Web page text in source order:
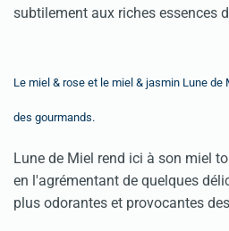
subtilement aux riches essences
Le miel & rose et le miel & jasmin Lune
des gourmands.
Lune de Miel rend ici à son miel
en l'agrémentant de quelques
plus odorantes et provocantes